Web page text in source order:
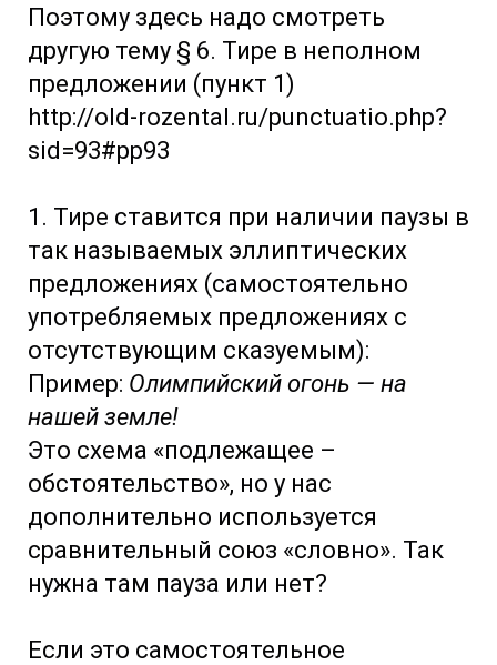
Поэтому здесь надо смотреть
другую тему § 6. Тире в неполном
предложении (пункт 1)
http://old-rozental.ru/punctuatio.php?
sid=93#pp93
1. Тире ставится при наличии паузы в
так называемых эллиптических
предложениях (самостоятельно
употребляемых предложениях с
отсутствующим сказуемым):
Пример: Олимпийский огонь — на
нашей земле!
Это схема «подлежащее –
обстоятельство», но у нас
дополнительно используется
сравнительный союз «словно». Так
нужна там пауза или нет?
Если это самостоятельное